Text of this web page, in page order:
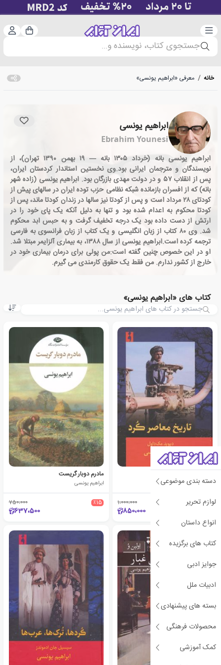
دسته‌بندی سبد
جستجوی کتاب، نویسنده و...
دسته بندی موضوعی
لوازم تحریر
انواع داستان
کتاب های برگزیده
جوایز ادبی
ادبیات ملل
بسته های پیشنهادی
محصولات فرهنگی
کمک آموزشی
خانه / معرفی «ابراهیم یونسی»
ابراهیم یونسی
Ebrahim Younesi
ابراهیم یونسی بانه (خرداد ۱۳۰۵ بانه — ۱۹ بهمن ۱۳۹۰ تهران)، از
نویسندگان و مترجمان ایرانی بود.وی نخستین استاندار کردستان ایران،
پس از انقلاب ۵۷ و در دولت مهدی بازرگان بود. ابراهیم یونسی (زاده شهر
بانه) که از افسران بازمانده شبکه نظامی حزب توده ایران در سالهای پیش از
کودتای ۲۸ مرداد است و پس از کودتا نیز سالها در زندان کودتا ماند، پس از
کودتا محکوم به اعدام شده بود و تنها به دلیل آنکه یک پای خود را در
ارتش از دست داده بود یک درجه تخفیف گرفت و به حبس ابد محکوم
شد. وی ۸۰ کتاب از زبان انگلیسی و یک کتاب از زبان فرانسوی به فارسی
ترجمه کرده است.ابراهیم یونسی از سال ۱۳۸۸، به بیماری آلزایمر مبتلا شد.
او در این خصوص چنین گفته است:من پولی برای درمان بیماری خود در
خارج از کشور ندارم. من فقط یک حقوق کارمندی می گیرم.
کتاب های «ابراهیم یونسی»
دیوید مک داول
٪15 1،000،000
850،000
مادرم دوبار گریست
ابراهیم یونسی
٪15 750،000
637،500